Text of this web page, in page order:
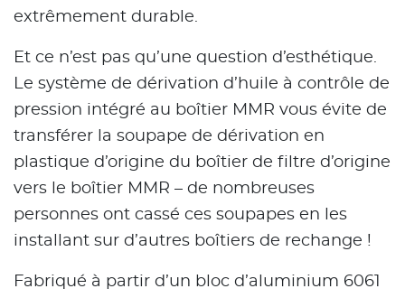
extrêmement durable.
Et ce n’est pas qu’une question d’esthétique.
Le système de dérivation d’huile à contrôle de
pression intégré au boîtier MMR vous évite de
transférer la soupape de dérivation en
plastique d’origine du boîtier de filtre d’origine
vers le boîtier MMR – de nombreuses
personnes ont cassé ces soupapes en les
installant sur d’autres boîtiers de rechange !
Fabriqué à partir d’un bloc d’aluminium 6061